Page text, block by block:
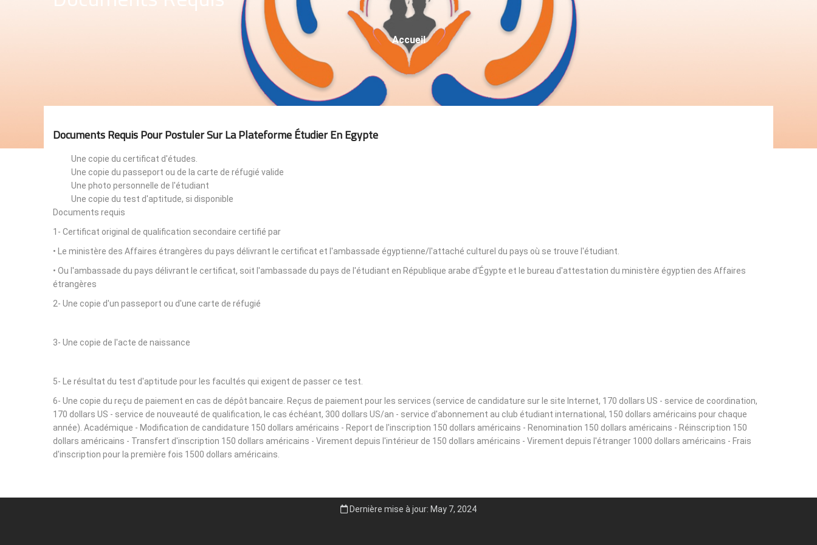
Fil
D'Ariane
Accueil
Documents Requis Pour Postuler Sur La Plateforme Étudier En Egypte
Une copie du certificat d'études.
Une copie du passeport ou de la carte de réfugié valide
Une photo personnelle de l'étudiant
Une copie du test d'aptitude, si disponible
Documents requis
1- Certificat original de qualification secondaire certifié par
• Le ministère des Affaires étrangères du pays délivrant le certificat et l'ambassade égyptienne/l'attaché culturel du pays où se trouve l'étudiant.
• Ou l'ambassade du pays délivrant le certificat, soit l'ambassade du pays de l'étudiant en République arabe d'Égypte et le bureau d'attestation du ministère égyptien des Affaires
étrangères
2- Une copie d'un passeport ou d'une carte de réfugié
3- Une copie de l'acte de naissance
5- Le résultat du test d'aptitude pour les facultés qui exigent de passer ce test.
6- Une copie du reçu de paiement en cas de dépôt bancaire. Reçus de paiement pour les services (service de candidature sur le site Internet, 170 dollars US - service de coordination,
170 dollars US - service de nouveauté de qualification, le cas échéant, 300 dollars US/an - service d'abonnement au club étudiant international, 150 dollars américains pour chaque
année). Académique - Modification de candidature 150 dollars américains - Report de l'inscription 150 dollars américains - Renomination 150 dollars américains - Réinscription 150
dollars américains - Transfert d'inscription 150 dollars américains - Virement depuis l'intérieur de 150 dollars américains - Virement depuis l'étranger 1000 dollars américains - Frais
d'inscription pour la première fois 1500 dollars américains.
Dernière mise à jour: May 7, 2024